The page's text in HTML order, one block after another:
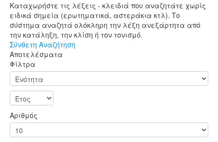
Καταχωρήστε τις λέξεις - κλειδιά που αναζητάτε χωρίς
ειδικά σημεία (ερωτηματικά, αστεράκια κτλ). Το
σύστημα αναζητά ολόκληρη την λέξη ανεξάρτητα από
την κατάληξη, την κλίση ή τον τονισμό.
Σύνθετη Αναζήτηση
Αποτελέσματα
Φίλτρα
Αριθμός